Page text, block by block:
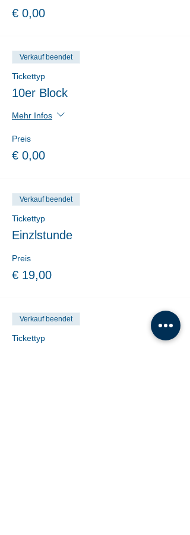
€ 0,00
Verkauf beendet
Tickettyp
10er Block
Mehr Infos
Preis
€ 0,00
Verkauf beendet
Tickettyp
Einzlstunde
Preis
€ 19,00
Verkauf beendet
Tickettyp